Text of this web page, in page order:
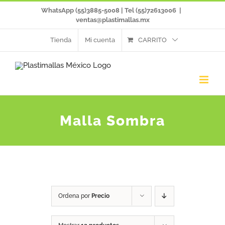
WhatsApp (55)3885-5008 | Tel (55)72613006
ventas@plastimallas.mx
Tienda Mi cuenta CARRITO
Malla Sombra
Ordena por Precio